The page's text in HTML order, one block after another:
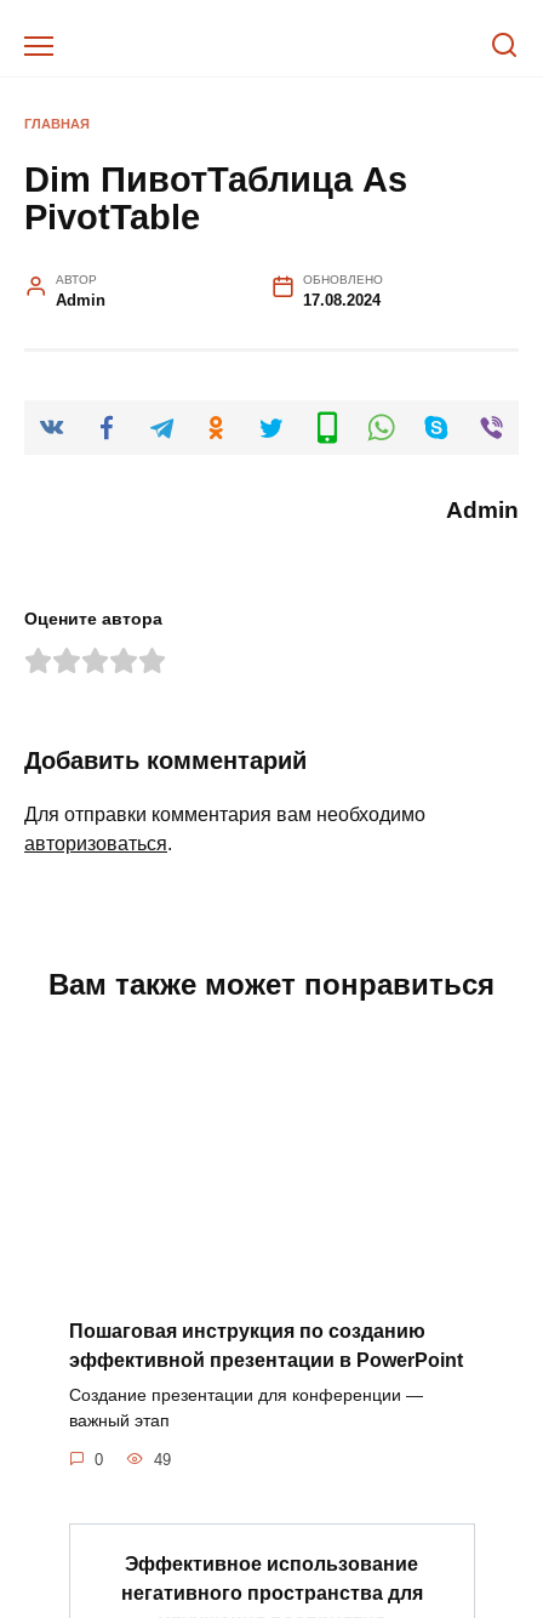
ГЛАВНАЯ
Dim ПивотТаблица As
PivotTable
АВТОР
Admin
ОБНОВЛЕНО
17.08.2024
Admin
Оцените автора
Добавить комментарий
Для отправки комментария вам необходимо
авторизоваться.
Вам также может понравиться
Пошаговая инструкция по созданию
эффективной презентации в PowerPoint
Создание презентации для конференции —
важный этап
0 49
Эффективное использование
негативного пространства для